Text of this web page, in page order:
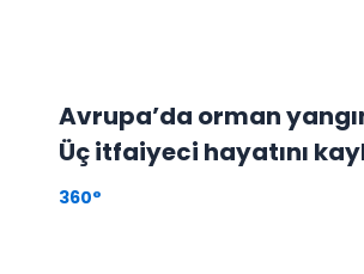
Avrupa’da orman
Üç itfaiyeci hayatını
360°